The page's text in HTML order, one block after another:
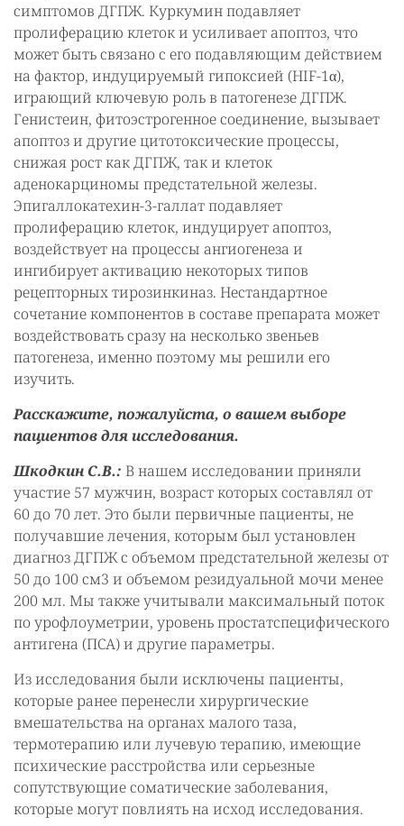
симптомов ДГПЖ. Куркумин подавляет
пролиферацию клеток и усиливает апоптоз, что
может быть связано с его подавляющим действием
на фактор, индуцируемый гипоксией (HIF-1α),
играющий ключевую роль в патогенезе ДГПЖ.
Генистеин, фитоэстрогенное соединение, вызывает
апоптоз и другие цитотоксические процессы,
снижая рост как ДГПЖ, так и клеток
аденокарциномы предстательной железы.
Эпигаллокатехин-3-галлат подавляет
пролиферацию клеток, индуцирует апоптоз,
воздействует на процессы ангиогенеза и
ингибирует активацию некоторых типов
рецепторных тирозинкиназ. Нестандартное
сочетание компонентов в составе препарата может
воздействовать сразу на несколько звеньев
патогенеза, именно поэтому мы решили его
изучить.
Расскажите, пожалуйста, о вашем выборе
пациентов для исследования.
Шкодкин С.В.: В нашем исследовании приняли
участие 57 мужчин, возраст которых составлял от
60 до 70 лет. Это были первичные пациенты, не
получавшие лечения, которым был установлен
диагноз ДГПЖ с объемом предстательной железы от
50 до 100 см3 и объемом резидуальной мочи менее
200 мл. Мы также учитывали максимальный поток
по урофлоуметрии, уровень простатспецифического
антигена (ПСА) и другие параметры.
Из исследования были исключены пациенты,
которые ранее перенесли хирургические
вмешательства на органах малого таза,
термотерапию или лучевую терапию, имеющие
психические расстройства или серьезные
сопутствующие соматические заболевания,
которые могут повлиять на исход исследования.